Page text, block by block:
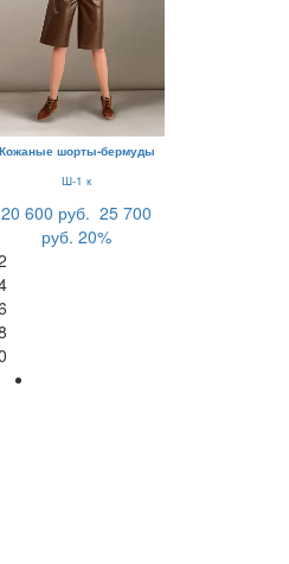
Кожаные шорты-бермуды
Ш-1 к
20 600 руб. 25 700
руб. 20%